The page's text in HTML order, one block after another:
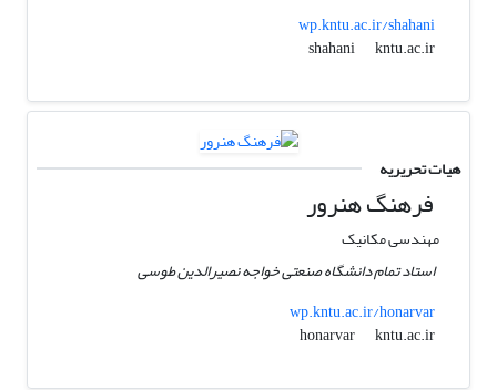
wp.kntu.ac.ir/shahani
shahani
kntu.ac.ir
هیات تحریریه
فرهنگ هنرور
مهندسی مکانیک
استاد تمام دانشگاه صنعتی خواجه نصیرالدین طوسی
wp.kntu.ac.ir/honarvar
honarvar
kntu.ac.ir